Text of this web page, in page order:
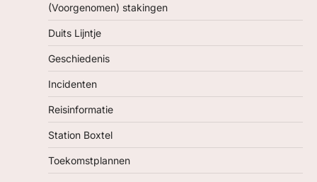
(Voorgenomen) stakingen
Duits Lijntje
Geschiedenis
Incidenten
Reisinformatie
Station Boxtel
Toekomstplannen